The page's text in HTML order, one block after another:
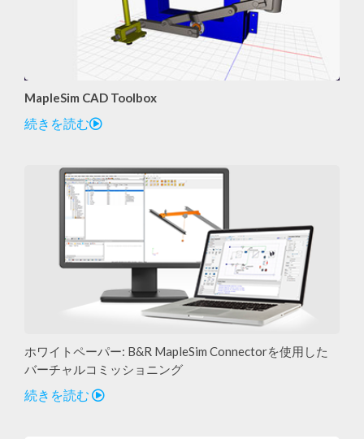
MapleSim CAD Toolbox
続きを読む
ホワイトペーパー: B&R MapleSim Connectorを使用した
バーチャルコミッショニング
続きを読む